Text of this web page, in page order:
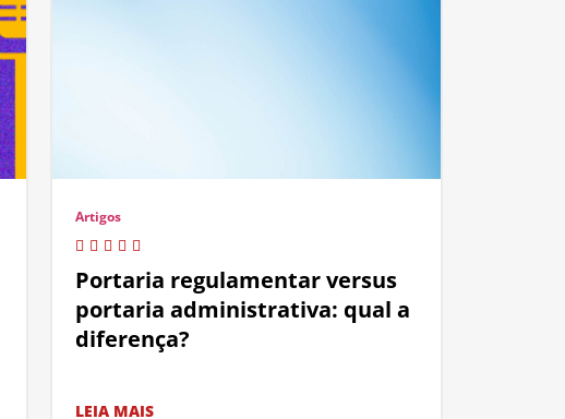
Artigos
Portaria regulamentar versus
portaria administrativa: qual a
diferença?
LEIA MAIS